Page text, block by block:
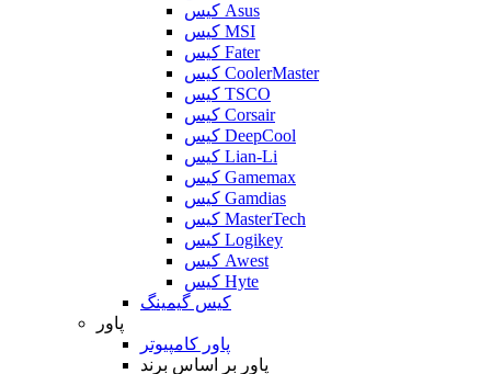
کیس Asus
کیس MSI
کیس Fater
کیس CoolerMaster
کیس TSCO
کیس Corsair
کیس DeepCool
کیس Lian-Li
کیس Gamemax
کیس Gamdias
کیس MasterTech
کیس Logikey
کیس Awest
کیس Hyte
کیس گیمینگ
پاور
پاور کامپیوتر
پاور بر اساس برند